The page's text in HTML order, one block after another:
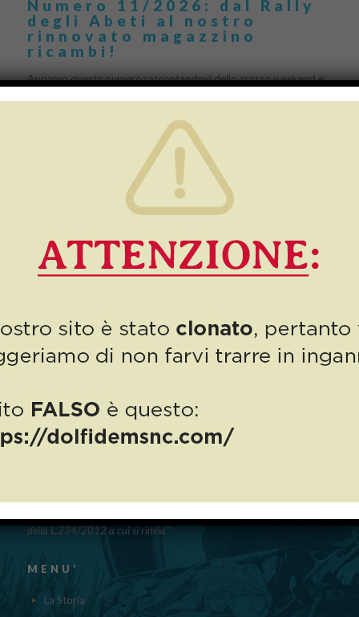
Numero 11/2026: dal Rally
degli Abeti al nostro
rinnovato magazzino
ricambi!
Apriamo questo numero raccontandovi dello scorso weekend e
della L.234/2012 a cui si rinvia“
MENU’
La Storia